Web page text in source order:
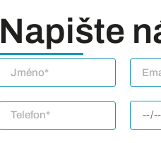
Napište